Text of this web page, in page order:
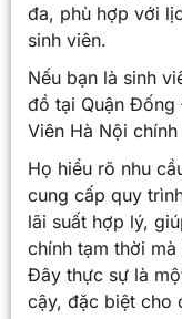
đa, phù hợp với
sinh viên.
Nếu bạn là sinh
đồ tại Quận Đống
Viên Hà Nội
Họ hiểu rõ nhu
cung cấp quy
lãi suất hợp lý,
chính tạm thời
Đây thực sự là
cậy, đặc biệt cho